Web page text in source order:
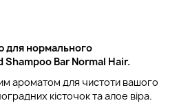
для нормального
Shampoo Bar Normal Hair.
ароматом для чистоти вашого
кісточок та алое віра.